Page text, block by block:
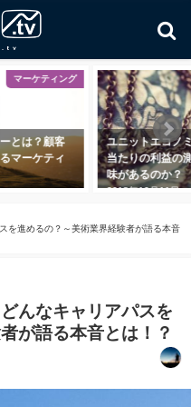
ィング
客
ィ
ユニットエコノミクスと
当たりの利益の測定に一
味があるのか？
2018年10月11日
を進めるの？～美術業界経験者が語る本音
んなキャリアパスを
が語る本音とは！？